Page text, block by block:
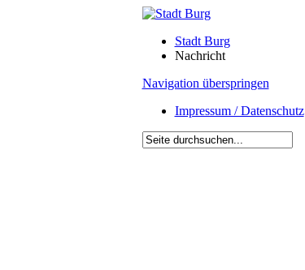
Stadt Burg
Nachricht
Navigation überspringen
Impressum / Datenschutz